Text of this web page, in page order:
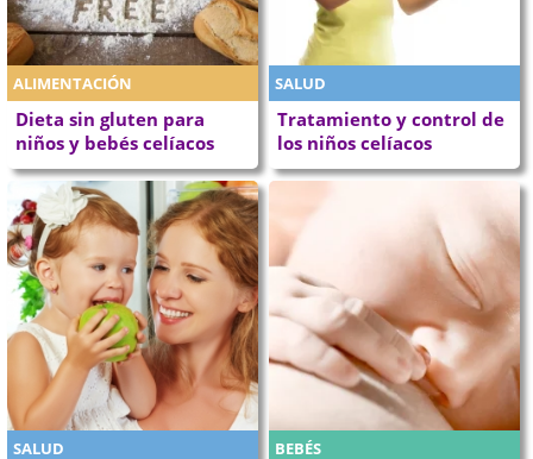
ALIMENTACIÓN
Dieta sin gluten para
niños y bebés celíacos
SALUD
Tratamiento y control de
los niños celíacos
SALUD BEBÉS